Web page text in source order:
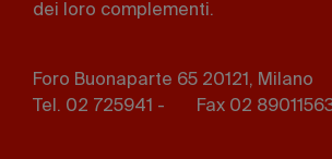
dei loro complementi.
Foro Buonaparte 65 20121, Milano
Tel. 02 725941 -
Fax 02